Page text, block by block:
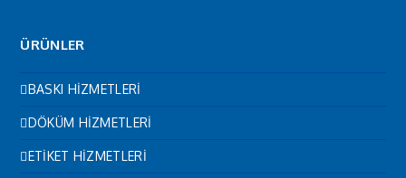
ÜRÜNLER
BASKI HİZMETLERİ
DÖKÜM HİZMETLERİ
ETİKET HİZMETLERİ